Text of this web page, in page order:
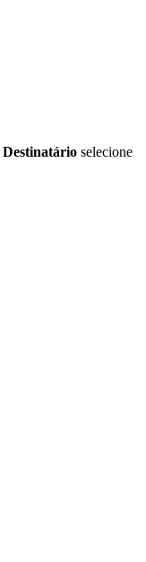
Destinatário selecione